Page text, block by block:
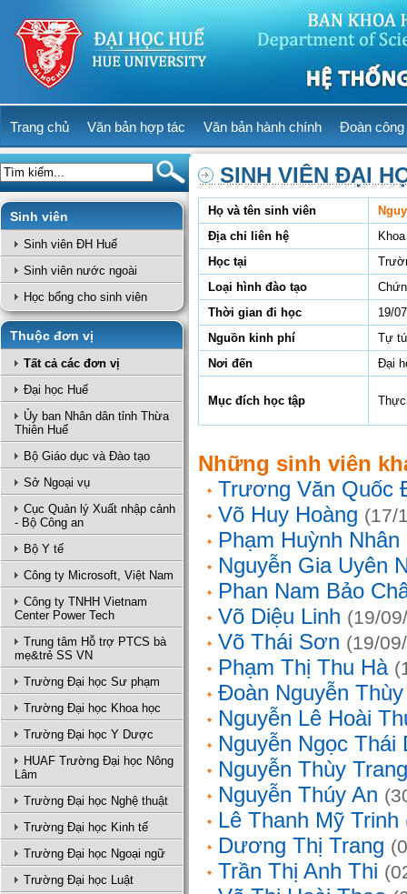
Trang chủ Văn bản hợp tác Văn bản hành chính Đoàn công
Sinh viên
Sinh viên ĐH Huế
Sinh viên nước ngoài
Học bổng cho sinh viên
Thuộc đơn vị
Tất cả các đơn vị
Đại học Huế
Ủy ban Nhân dân tỉnh Thừa
Thiên Huế
Bộ Giáo dục và Đào tạo
Sở Ngoại vụ
Cục Quản lý Xuất nhập cảnh
- Bộ Công an
Bộ Y tế
Công ty Microsoft, Việt Nam
Công ty TNHH Vietnam
Center Power Tech
Trung tâm Hỗ trợ PTCS bà
mẹ&trẻ SS VN
Trường Đại học Sư phạm
Trường Đại học Khoa học
Trường Đại học Y Dược
HUAF Trường Đại học Nông
Lâm
Trường Đại học Nghệ thuật
Trường Đại học Kinh tế
Trường Đại học Ngoại ngữ
Trường Đại học Luật
SINH VIÊN ĐẠI
Họ và tên sinh viên
Địa chỉ liên hệ
Học tại
Loại hình đào tạo
Thời gian đi học
19/
Nguồn kinh phí
Tự
Nơi đến
Đại
Mục đích học tập
Những sinh viên
Trương Văn Quốc
Võ Huy Hoàng (17/
Phạm Huỳnh Nhân
Nguyễn Gia Uyên
Phan Nam Bảo
Võ Diệu Linh (19/
Võ Thái Sơn (19/
Phạm Thị Thu Hà
Đoàn Nguyễn
Nguyễn Lê Hoài
Nguyễn Ngọc Thái
Nguyễn Thùy Trang
Nguyễn Thúy An
Lê Thanh Mỹ Trinh
Dương Thị Trang
Trần Thị Anh Thi